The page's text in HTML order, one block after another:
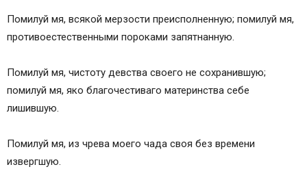
Помилуй мя, всякой мерзости преисполненную; помилуй мя,
противоестественными пороками запятнанную.
Помилуй мя, чистоту девства своего не сохранившую;
помилуй мя, яко благочестиваго материнства себе
лишившую.
Помилуй мя, из чрева моего чада своя без времени
извергшую.